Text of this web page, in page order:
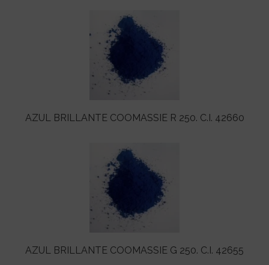
AZUL BRILLANTE COOMASSIE R 250. C.I. 42660
AZUL BRILLANTE COOMASSIE G 250. C.I. 42655